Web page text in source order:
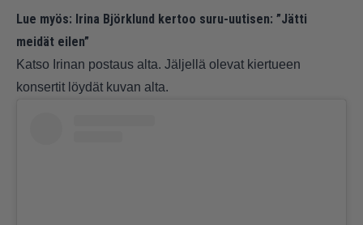
Lue myös: Irina Björklund kertoo suru-uutisen: ”Jätti
meidät eilen”
Katso Irinan postaus alta. Jäljellä olevat kiertueen
konsertit löydät kuvan alta.